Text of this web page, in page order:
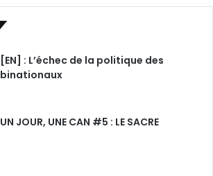
[EN] : L’échec de la politique des
binationaux
UN JOUR, UNE CAN #5 : LE SACRE